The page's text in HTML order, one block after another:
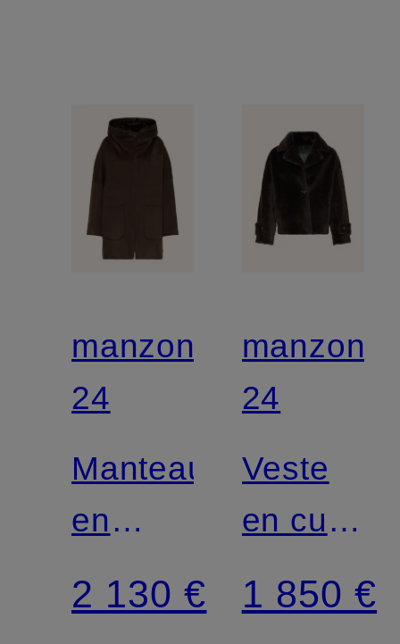
manzoni
24
Manteau
en
laine et
cachemire
2 130 €
manzoni
24
Veste
en cuir
réversible
1 850 €